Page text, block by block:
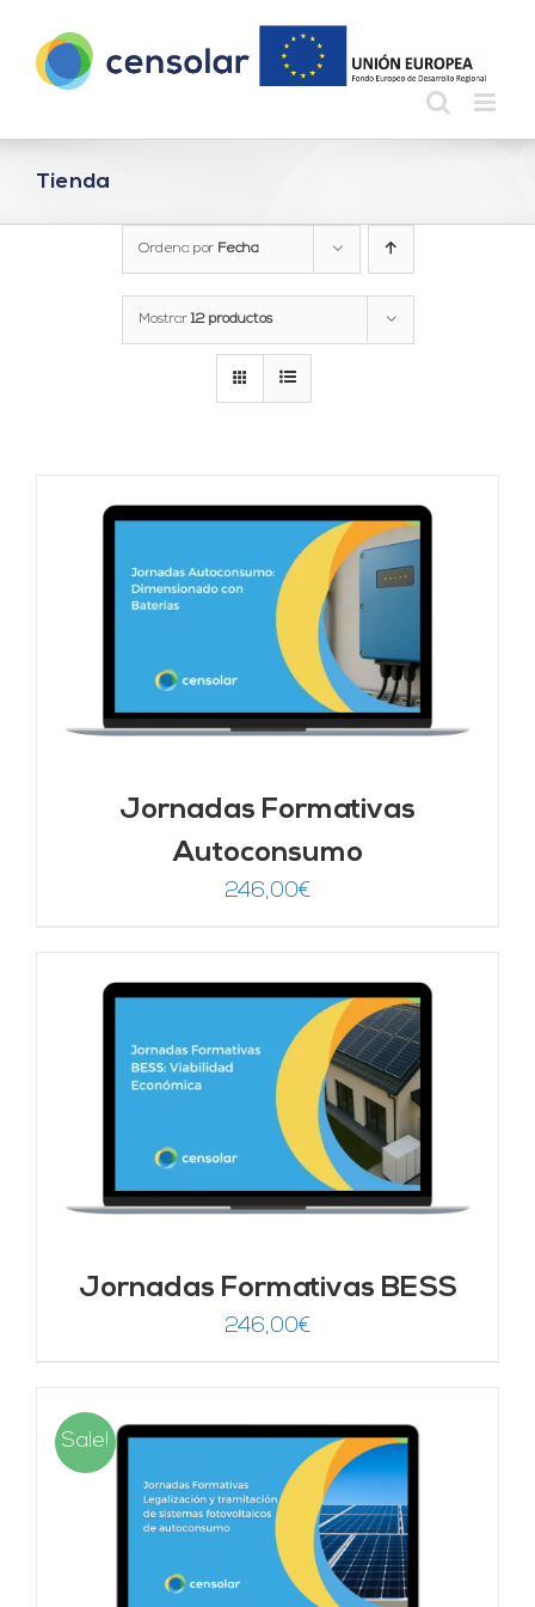
contenido
Tienda
Ordena por Fecha
Mostrar12 productos
Jornadas Formativas
Autoconsumo
246,00€
Jornadas Formativas BESS
246,00€
Sale!